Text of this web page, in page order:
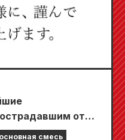
от
в 2026 году.
основная смесь